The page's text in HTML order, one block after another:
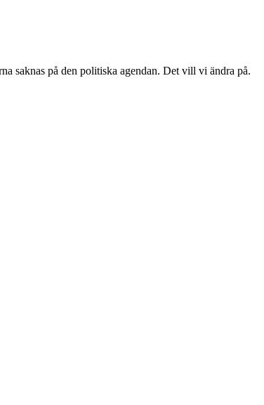
saknas på den politiska agendan. Det vill vi ändra på.